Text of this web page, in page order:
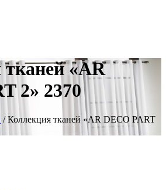
«AR
2» 2370
/Коллекция тканей «AR DECO PART